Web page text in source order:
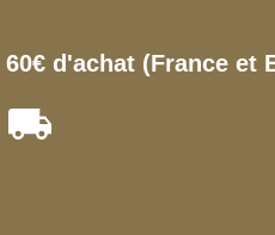
d'achat (France et